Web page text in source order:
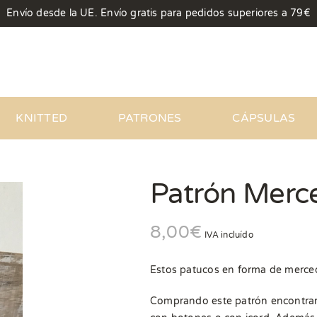
Envío desde la UE. Envío gratis para pedidos superiores a 79€
KNITTED PATRONES CÁPSULAS
Patrón
8,00€ IVA incluído
Estos patucos en forma de
Comprando este patrón